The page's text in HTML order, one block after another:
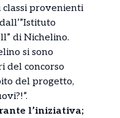
provenienti
di Nichelino.
si sono
del concorso
del progetto,
l’iniziativa;